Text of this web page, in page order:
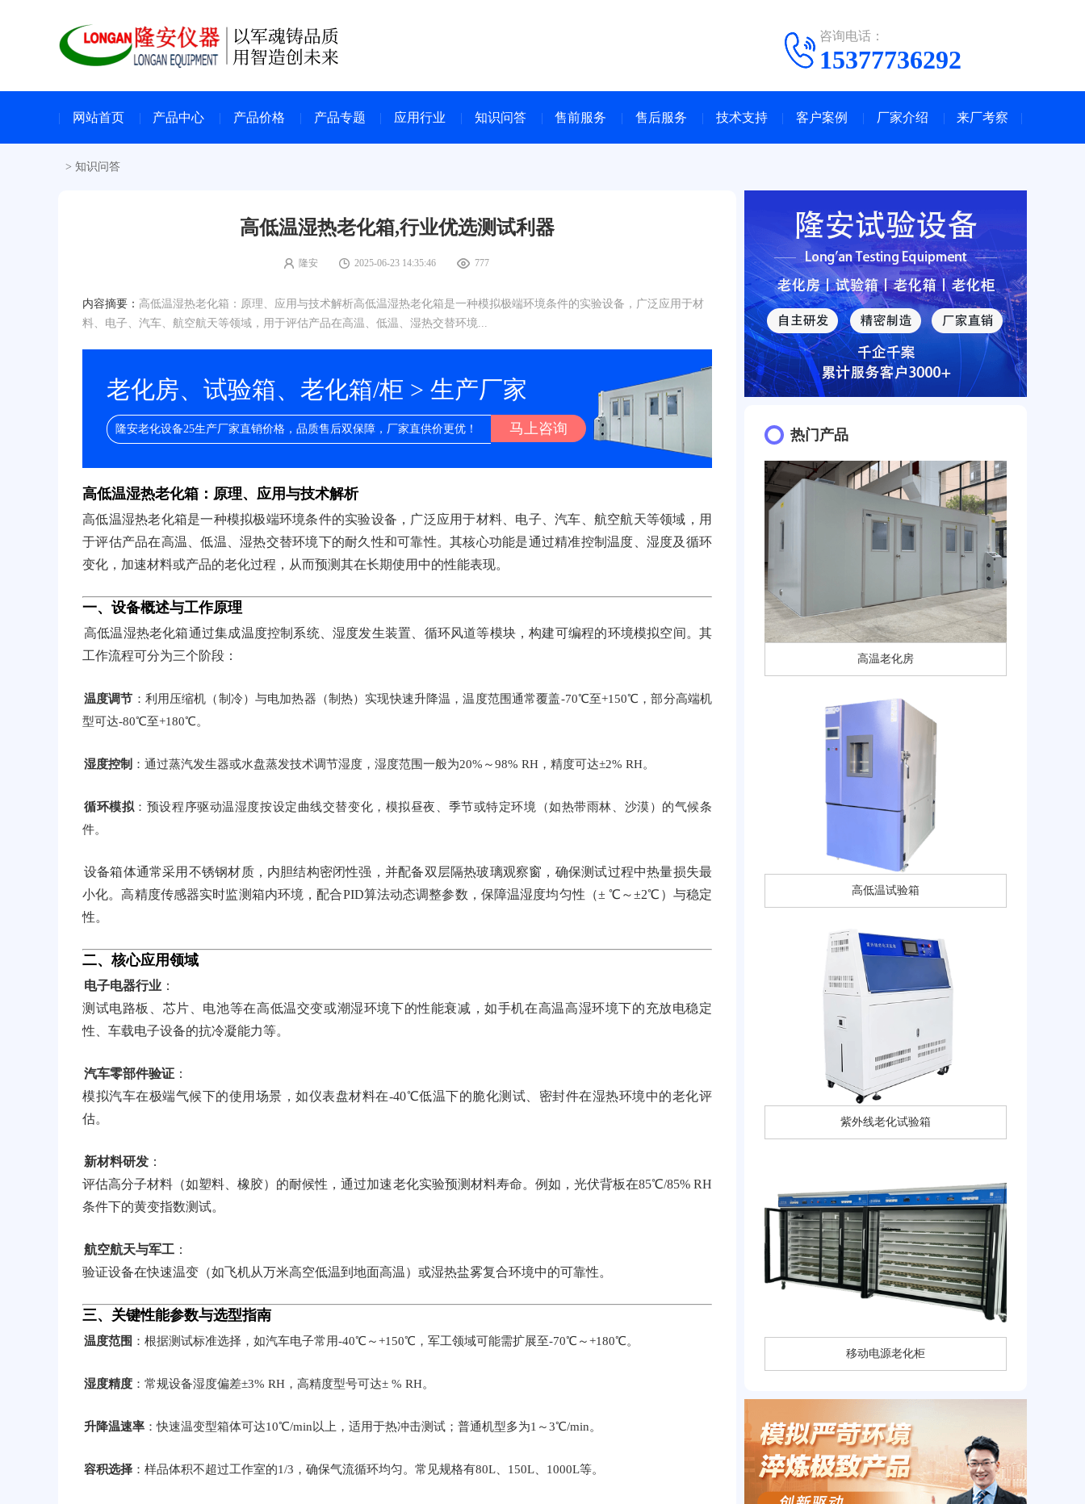
咨询电话：
15377736292
网站首页 产品中心 产品价格 产品专题 应用行业 知识问答 售前服务 售后服务 技术支持 客户案例 厂家介绍 来厂考察
> 知识问答
高低温湿热老化箱,行业优选测试利器
隆安 2025-06-23 14:35:46 777
内容摘要： 高低温湿热老化箱：原理、应用与技术解析高低温湿热老化箱是一种模拟极端环境条件的实验设备，广泛应用于材
料、电子、汽车、航空航天等领域，用于评估产品在高温、低温、湿热交替环境...
老化房、试验箱、老化箱/柜 > 生产厂家
隆安老化设备25生产厂家直销价格，品质售后双保障，厂家直供价更优！ 马上咨询
高低温湿热老化箱：原理、应用与技术解析
高低温湿热老化箱是一种模拟极端环境条件的实验设备，广泛应用于材料、电子、汽车、航空航天等领域，用
于评估产品在高温、低温、湿热交替环境下的耐久性和可靠性。其核心功能是通过精准控制温度、湿度及循环
变化，加速材料或产品的老化过程，从而预测其在长期使用中的性能表现。
一、设备概述与工作原理
高低温湿热老化箱通过集成温度控制系统、湿度发生装置、循环风道等模块，构建可编程的环境模拟空间。其
工作流程可分为三个阶段：
温度调节 ：利用压缩机（制冷）与电加热器（制热）实现快速升降温，温度范围通常覆盖-70℃至+150℃，部分高端机
型可达-80℃至+180℃。
湿度控制 ：通过蒸汽发生器或水盘蒸发技术调节湿度，湿度范围一般为20%～98% RH，精度可达±2% RH。
循环模拟 ：预设程序驱动温湿度按设定曲线交替变化，模拟昼夜、季节或特定环境（如热带雨林、沙漠）的气候条
件。
设备箱体通常采用不锈钢材质，内胆结构密闭性强，并配备双层隔热玻璃观察窗，确保测试过程中热量损失最
小化。高精度传感器实时监测箱内环境，配合PID算法动态调整参数，保障温湿度均匀性（± ℃～±2℃）与稳定
性。
二、核心应用领域
电子电器行业 ：
测试电路板、芯片、电池等在高低温交变或潮湿环境下的性能衰减，如手机在高温高湿环境下的充放电稳定
性、车载电子设备的抗冷凝能力等。
汽车零部件验证 ：
模拟汽车在极端气候下的使用场景，如仪表盘材料在-40℃低温下的脆化测试、密封件在湿热环境中的老化评
估。
新材料研发 ：
评估高分子材料（如塑料、橡胶）的耐候性，通过加速老化实验预测材料寿命。例如，光伏背板在85℃/85% RH
条件下的黄变指数测试。
航空航天与军工 ：
验证设备在快速温变（如飞机从万米高空低温到地面高温）或湿热盐雾复合环境中的可靠性。
三、关键性能参数与选型指南
温度范围 ：根据测试标准选择，如汽车电子常用-40℃～+150℃，军工领域可能需扩展至-70℃～+180℃。
湿度精度 ：常规设备湿度偏差±3% RH，高精度型号可达± % RH。
升降温速率 ：快速温变型箱体可达10℃/min以上，适用于热冲击测试；普通机型多为1～3℃/min。
容积选择 ：样品体积不超过工作室的1/3，确保气流循环均匀。常见规格有80L、150L、1000L等。
热门产品
高温老化房
高低温试验箱
紫外线老化试验箱
移动电源老化柜